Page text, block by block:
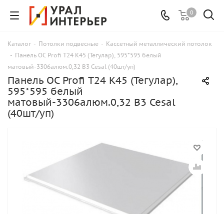
0
Каталог - Потолки подвесные - Кассетный металлический потолок
- Панель ОС Profi Т24 К45 (Тегулар), 595*595 белый
матовый-3306алюм.0,32 В3 Cesal (40шт/уп)
Панель ОС Profi Т24 К45 (Тегулар),
595*595 белый
матовый-3306алюм.0,32 В3 Cesal
(40шт/уп)